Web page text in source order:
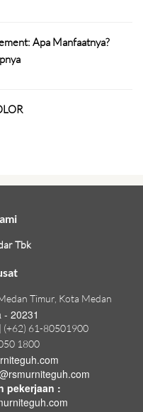
Apa Manfaatnya?
Tbk
Timur, Kota Medan
- 20231
(+62) 61-80501900
1800
pekerjaan :